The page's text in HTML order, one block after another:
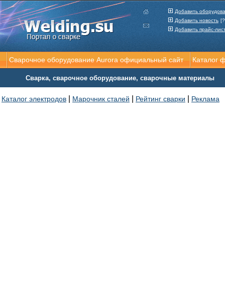
Сварочное оборудование Aurora официальный сайт Каталог
Сварка, сварочное оборудование, сварочные материалы
Каталог электродов Марочник сталей Рейтинг сварки Реклама
Добавить
Добавить новость
Добавить прайс-